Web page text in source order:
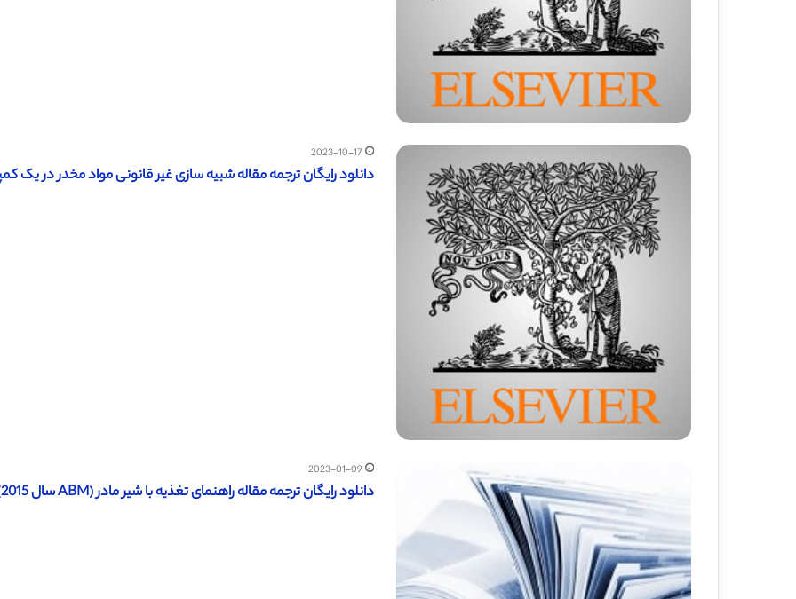
2023-10-17
دانلود رایگان ترجمه مقاله شبیه سازی غیر قانونی مواد مخدر در یک کمپین
2023-01-09
دانلود رایگان ترجمه مقاله راهنمای تغذیه با شیر مادر (ABM سال 2015)